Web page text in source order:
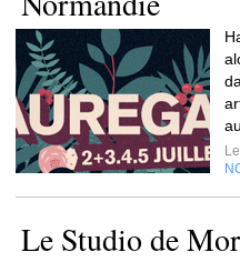
Le Studio de